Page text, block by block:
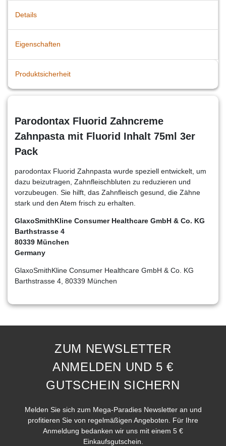
Details
Eigenschaften
Produktsicherheit
Parodontax Fluorid Zahncreme
Zahnpasta mit Fluorid Inhalt 75ml 3er
Pack
parodontax Fluorid Zahnpasta wurde speziell entwickelt, um
dazu beizutragen, Zahnfleischbluten zu reduzieren und
vorzubeugen. Sie hilft, das Zahnfleisch gesund, die Zähne
stark und den Atem frisch zu erhalten.
GlaxoSmithKline Consumer Healthcare GmbH & Co. KG
Barthstrasse 4
80339 München
Germany
GlaxoSmithKline Consumer Healthcare GmbH & Co. KG
Barthstrasse 4, 80339 München
ZUM NEWSLETTER
ANMELDEN UND 5 €
GUTSCHEIN SICHERN
Melden Sie sich zum Mega-Paradies Newsletter an und
profitieren Sie von regelmäßigen Angeboten. Für Ihre
Anmeldung bedanken wir uns mit einem 5 €
Einkaufsgutschein.